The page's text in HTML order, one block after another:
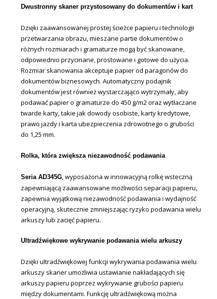
Dwustronny skaner przystosowany do dokumentów i kart
Dzięki zaawansowanej prostej ścieżce papieru i technologii
przetwarzania obrazu, mieszane partie dokumentów o
różnych rozmiarach i gramaturze mogą być skanowane,
odpowiednio przycinane, prostowane i gotowe do użycia.
Rozmiar skanowania akceptuje papier od paragonów do
dokumentów biznesowych. Automatyczny podajnik
dokumentów jest również wystarczająco wytrzymały, aby
podawać papier o gramaturze do 450 g/m2 oraz wytłaczane
twarde karty, takie jak dowody osobiste, karty kredytowe,
prawo jazdy i karta ubezpieczenia zdrowotnego o grubości
do 1,25 mm.
Rolka, która zwiększa niezawodność podawania
Seria AD345G, wyposażona w innowacyjną rolkę wsteczną
zapewniającą zaawansowane możliwości separacji papieru,
zapewnia wyjątkową niezawodność podawania i wydajność
operacyjną, skutecznie zmniejszając ryzyko podawania wielu
arkuszy lub zacięć papieru.
Ultradźwiękowe wykrywanie podawania wielu arkuszy
Dzięki ultradźwiękowej funkcji wykrywania podawania wielu
arkuszy skaner umożliwia ustawianie nakładających się
arkuszy papieru poprzez wykrywanie grubości papieru
między dokumentami. Funkcję ultradźwiękową można